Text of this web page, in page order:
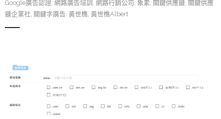
Google廣告認證 網路廣告培訓 網路行銷公司 象素 關鍵供應鏈 關鍵供應
鏈企業社 關鍵字廣告 黃世樵 黃世樵Albert